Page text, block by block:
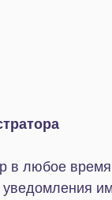
лиц, независимо от
Сайте, будет
на свой риск
ответственность